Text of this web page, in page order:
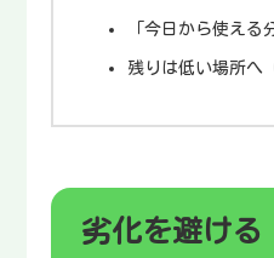
「今日から使える
残りは低い場所へ
劣化を避ける